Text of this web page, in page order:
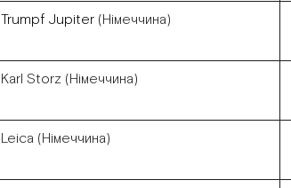
Trumpf Jupiter (Німеччина)
Karl Storz (Німеччина)
Leica (Німеччина)